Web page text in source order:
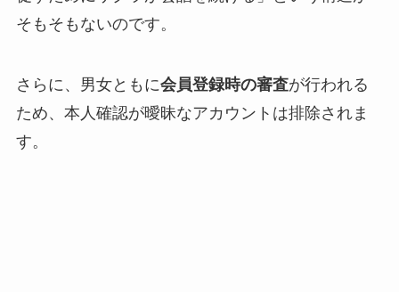
そもそもないのです。
さらに、男女ともに会員登録時の審査が行われる
ため、本人確認が曖昧なアカウントは排除されま
す。